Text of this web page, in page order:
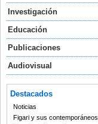
Investigación
Educación
Publicaciones
Audiovisual
Destacados
Noticias
Figari y sus contemporáneos